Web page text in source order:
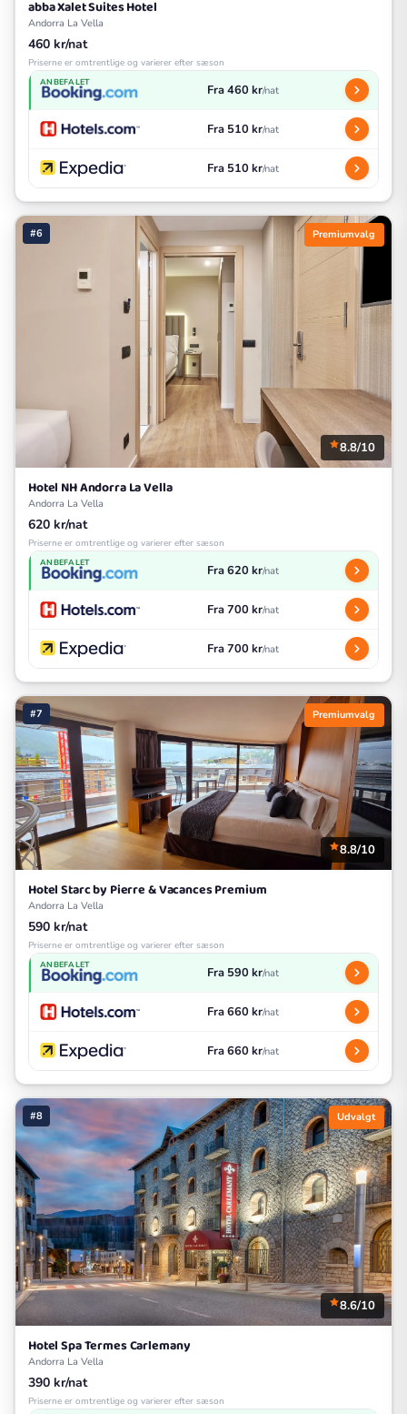
abba Xalet Suites Hotel
Andorra La Vella
460 kr/nat
Priserne er omtrentlige og varierer efter sæson
ANBEFALET Fra 460 kr/nat
Fra 510 kr/nat
Fra 510 kr/nat
#6 Premiumvalg
8.8/10
Hotel NH Andorra La Vella
Andorra La Vella
620 kr/nat
Priserne er omtrentlige og varierer efter sæson
ANBEFALET Fra 620 kr/nat
Fra 700 kr/nat
Fra 700 kr/nat
#7 Premiumvalg
8.8/10
Hotel Starc by Pierre & Vacances Premium
Andorra La Vella
590 kr/nat
Priserne er omtrentlige og varierer efter sæson
ANBEFALET Fra 590 kr/nat
Fra 660 kr/nat
Fra 660 kr/nat
#8 Udvalgt
8.6/10
Hotel Spa Termes Carlemany
Andorra La Vella
390 kr/nat
Priserne er omtrentlige og varierer efter sæson